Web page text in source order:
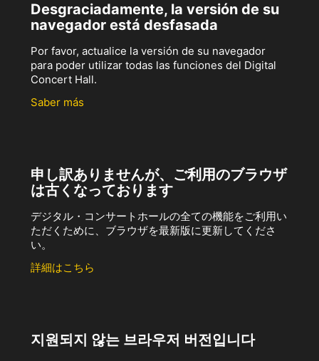
Desgraciadamente, la versión de su
navegador está desfasada
Por favor, actualice la versión de su navegador
para poder utilizar todas las funciones del Digital
Concert Hall.
Saber más
申し訳ありませんが、ご利用のブラウザ
は古くなっております
デジタル・コンサートホールの全ての機能をご利用い
ただくために、ブラウザを最新版に更新してくださ
い。
詳細はこちら
지원되지 않는 브라우저 버전입니다